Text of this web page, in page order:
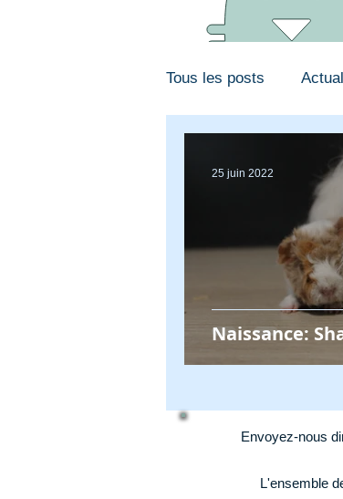
Tous les posts
Naissance:
25 juin 2022
Envoyez-nous
L'ensemble